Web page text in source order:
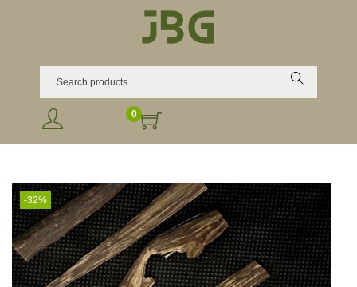
Search
0
-32%